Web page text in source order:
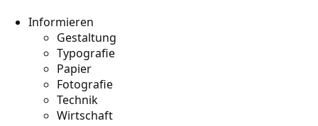
Informieren
Gestaltung
Typografie
Papier
Fotografie
Technik
Wirtschaft